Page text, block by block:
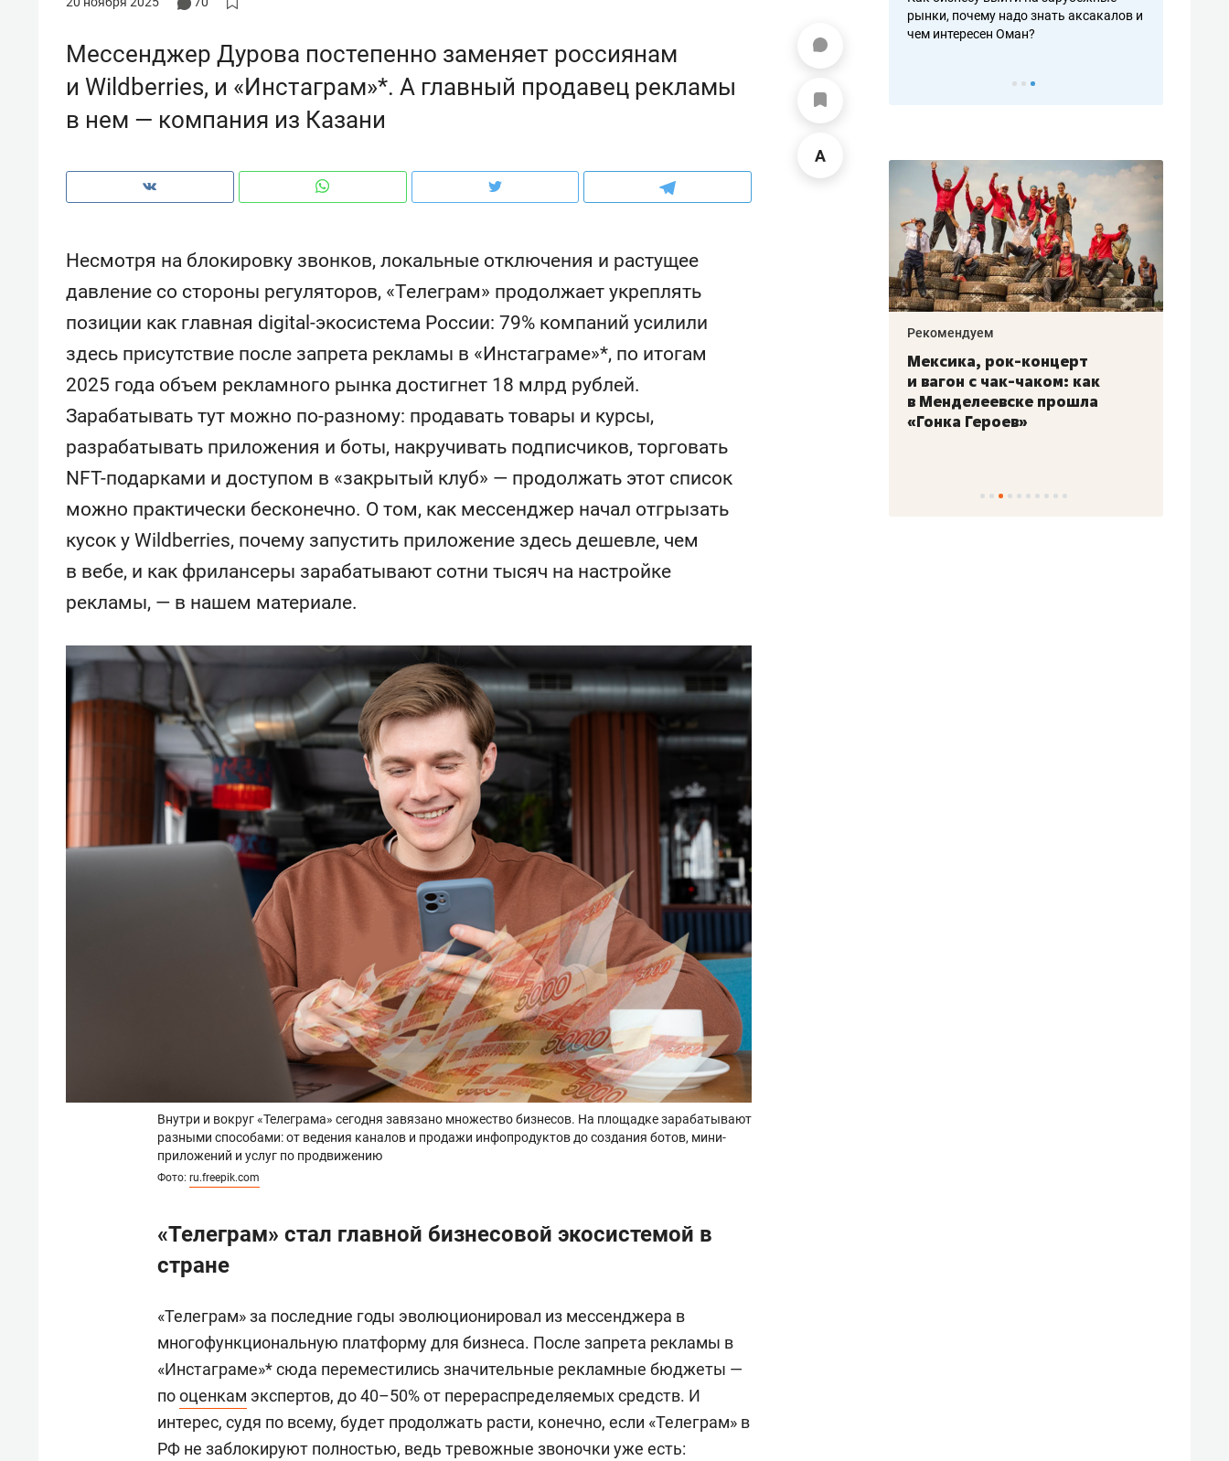
Мессенджер Дурова постепенно заменяет россиянам
и Wildberries, и «Инстаграм»*. А главный продавец рекламы
в нем — компания из Казани
Несмотря на блокировку звонков, локальные отключения и растущее
давление со стороны регуляторов, «Телеграм» продолжает укреплять
позиции как главная digital-экосистема России: 79% компаний усилили
здесь присутствие после запрета рекламы в «Инстаграме»*, по итогам
2025 года объем рекламного рынка достигнет 18 млрд рублей.
Зарабатывать тут можно по-разному: продавать товары и курсы,
разрабатывать приложения и боты, накручивать подписчиков, торговать
NFT-подарками и доступом в «закрытый клуб» — продолжать этот список
можно практически бесконечно. О том, как мессенджер начал отгрызать
кусок у Wildberries, почему запустить приложение здесь дешевле, чем
в вебе, и как фрилансеры зарабатывают сотни тысяч на настройке
рекламы, — в нашем материале.
Внутри и вокруг «Телеграма» сегодня завязано множество бизнесов. На площадке зарабатывают
разными способами: от ведения каналов и продажи инфопродуктов до создания ботов, мини-
приложений и услуг по продвижению
Фото: ru.freepik.com
«Телеграм» стал главной бизнесовой экосистемой в
стране
«Телеграм» за последние годы эволюционировал из мессенджера в
многофункциональную платформу для бизнеса. После запрета рекламы в
«Инстаграме»* сюда переместились значительные рекламные бюджеты —
пооценкам экспертов, до 40–50% от перераспределяемых средств. И
интерес, судя по всему, будет продолжать расти, конечно, если «Телеграм» в
РФ не заблокируют полностью, ведь тревожные звоночки уже есть:
рынки, почему надо знать аксакалов и
чем интересен Оман?
Рекомендуем
Как ГК «МИР ГРУПП» и ВТБ
создают оазис жилого
комфорта под Казанью
Рекомендуем
150 камер до квартиры и Face
ID вместо ключа: какой будет
безопасность в ЖК «Нова»
Рекомендуем
Опыт выживания в дикой
природе, работа
состоянием как основа
антихрупких команд
Рекомендуем
Мексика, рок-концерт
и вагон с чак-чаком: как
в Менделеевске прошла
«Гонка Героев»